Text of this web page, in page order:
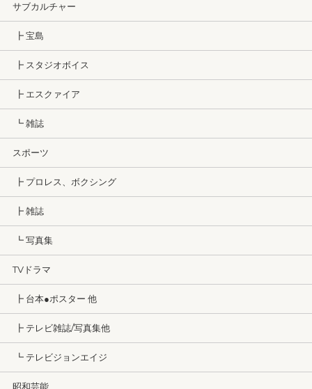
サブカルチャー
┣ 宝島
┣ スタジオボイス
┣ エスクァイア
┗ 雑誌
スポーツ
┣ プロレス、ボクシング
┣ 雑誌
┗ 写真集
TVドラマ
┣ 台本●ポスター 他
┣ テレビ雑誌/写真集他
┗ テレビジョンエイジ
昭和芸能